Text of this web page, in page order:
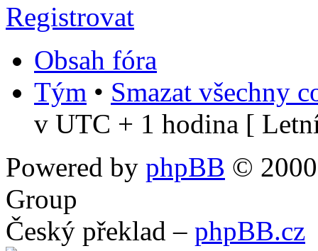
Registrovat
Obsah fóra
Tým • Smazat všechny
v UTC + 1 hodina [
Powered by phpBB ©
Group
Český překlad – phpBB.cz